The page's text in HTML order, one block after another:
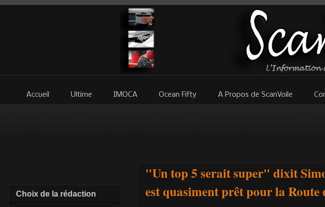
Accueil Ultime IMOCA Ocean Fifty A Propos de ScanVoile
"Un top 5 serait super" dixit
est quasiment prêt pour la Route
Choix de la rédaction